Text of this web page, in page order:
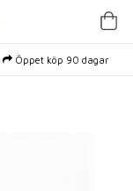
Öppet köp 90 dagar